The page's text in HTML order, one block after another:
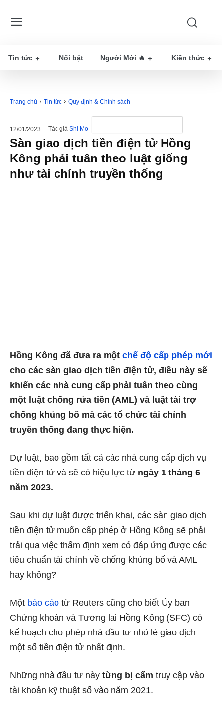
Tin tức Nổi bật Người Mới 🔥 Kiến thức
Trang chủ Tin tức Quy định & Chính sách
12/01/2023 Tác giả Shi Mo
Sàn giao dịch tiền điện tử Hồng
Kông phải tuân theo luật giống
như tài chính truyền thống
Hồng Kông đã đưa ra một chế độ cấp phép mới
cho các sàn giao dịch tiền điện tử, điều này sẽ
khiến các nhà cung cấp phải tuân theo cùng
một luật chống rửa tiền (AML) và luật tài trợ
chống khủng bố mà các tổ chức tài chính
truyền thống đang thực hiện.
Dự luật, bao gồm tất cả các nhà cung cấp dịch vụ
tiền điện tử và sẽ có hiệu lực từ ngày 1 tháng 6
năm 2023.
Sau khi dự luật được triển khai, các sàn giao dịch
tiền điện tử muốn cấp phép ở Hồng Kông sẽ phải
trải qua việc thẩm định xem có đáp ứng được các
tiêu chuẩn tài chính về chống khủng bố và AML
hay không?
Một báo cáo từ Reuters cũng cho biết Ủy ban
Chứng khoán và Tương lai Hồng Kông (SFC) có
kế hoạch cho phép nhà đầu tư nhỏ lẻ giao dịch
một số tiền điện tử nhất định.
Những nhà đầu tư này từng bị cấm truy cập vào
tài khoản kỹ thuật số vào năm 2021.